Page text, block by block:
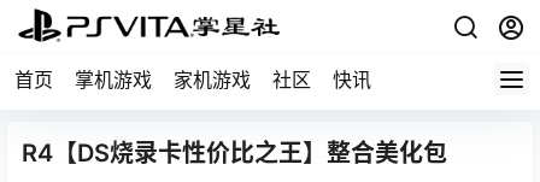
首页 掌机游戏 家机游戏 社区 快讯
R4【DS烧录卡性价比之王】整合美化包